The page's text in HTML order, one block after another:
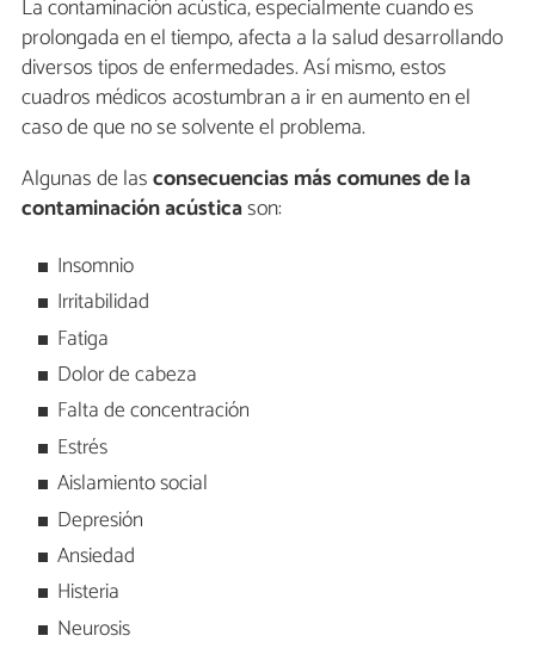
La contaminación acústica, especialmente cuando es
prolongada en el tiempo, afecta a la salud desarrollando
diversos tipos de enfermedades. Así mismo, estos
cuadros médicos acostumbran a ir en aumento en el
caso de que no se solvente el problema.
Algunas de lasconsecuencias más comunes de la
contaminación acústicason:
Insomnio
Irritabilidad
Fatiga
Dolor de cabeza
Falta de concentración
Estrés
Aislamiento social
Depresión
Ansiedad
Histeria
Neurosis